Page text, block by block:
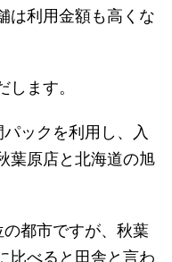
は利用金額も高くな
ます。
ックを利用し、入
葉原店と北海道の旭
都市ですが、秋葉
比べると田舎と言わ